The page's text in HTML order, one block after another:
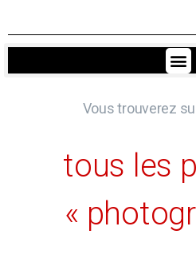
Vous trouverez
tous les
«